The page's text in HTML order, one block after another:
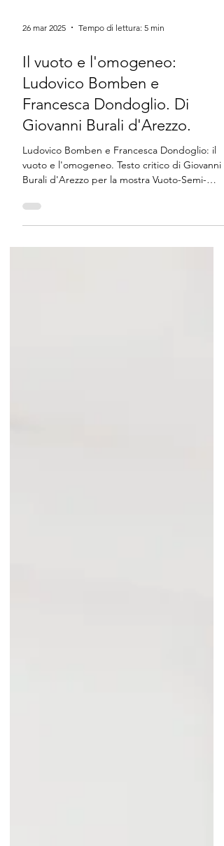
Il vuoto e l'omogeneo:
Ludovico Bomben e
Francesca Dondoglio. Di
Giovanni Burali d'Arezzo.
Ludovico Bomben e Francesca Dondoglio: il
Burali d'Arezzo per la mostra Vuoto-Semi-